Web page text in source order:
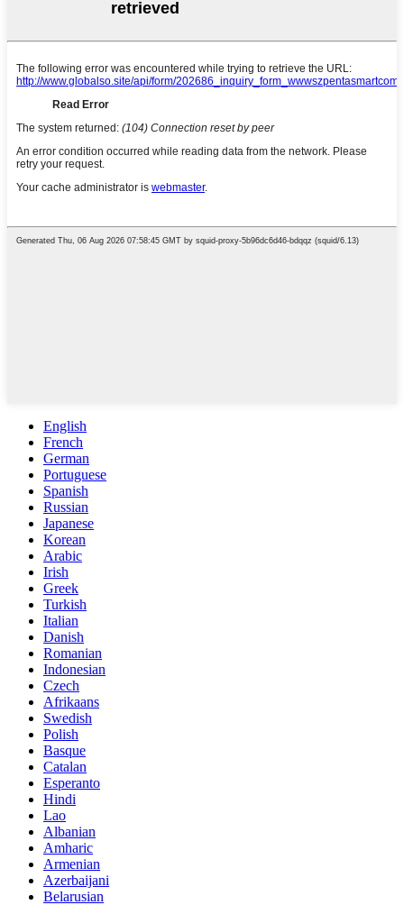
English
French
German
Portuguese
Spanish
Russian
Japanese
Korean
Arabic
Irish
Greek
Turkish
Italian
Danish
Romanian
Indonesian
Czech
Afrikaans
Swedish
Polish
Basque
Catalan
Esperanto
Hindi
Lao
Albanian
Amharic
Armenian
Azerbaijani
Belarusian